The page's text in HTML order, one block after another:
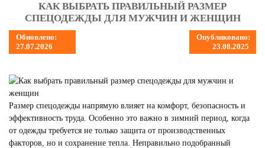
КАК ВЫБРАТЬ ПРАВИЛЬНЫЙ РАЗМЕР
СПЕЦОДЕЖДЫ ДЛЯ МУЖЧИН И ЖЕНЩИН
Обновлено:
27.07.2026
Опубликовано:
23.08.2025
Размер спецодежды напрямую влияет на комфорт, безопасность и
эффективность труда. Особенно это важно в зимний период, когда
от одежды требуется не только защита от производственных
факторов, но и сохранение тепла. Неправильно подобранный